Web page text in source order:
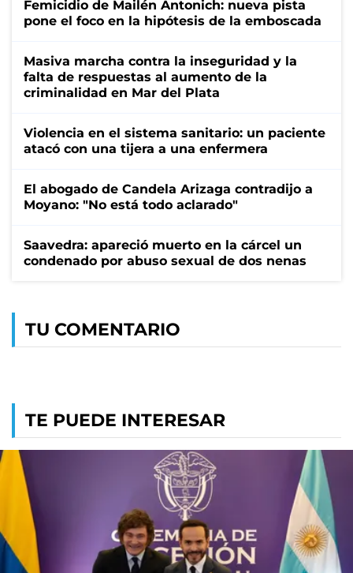
Femicidio de Mailén Antonich: nueva pista
pone el foco en la hipótesis de la emboscada
Masiva marcha contra la inseguridad y la
falta de respuestas al aumento de la
criminalidad en Mar del Plata
Violencia en el sistema sanitario: un paciente
atacó con una tijera a una enfermera
El abogado de Candela Arizaga contradijo a
Moyano: "No está todo aclarado"
Saavedra: apareció muerto en la cárcel un
condenado por abuso sexual de dos nenas
TU COMENTARIO
TE PUEDE INTERESAR